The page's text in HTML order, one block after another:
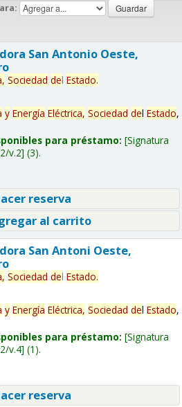
San Antonio Oeste,
Sociedad del Estado.
y Energía Eléctrica, Sociedad del Estado,
para préstamo: Signatura
v.2 (3).
reserva
al carrito
San Antoni Oeste,
Sociedad del Estado.
y Energía Eléctrica, Sociedad del Estado,
para préstamo: Signatura
v.4 (1).
reserva